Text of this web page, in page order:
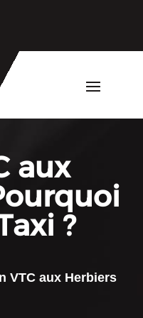
aux
?
VTC aux Herbiers